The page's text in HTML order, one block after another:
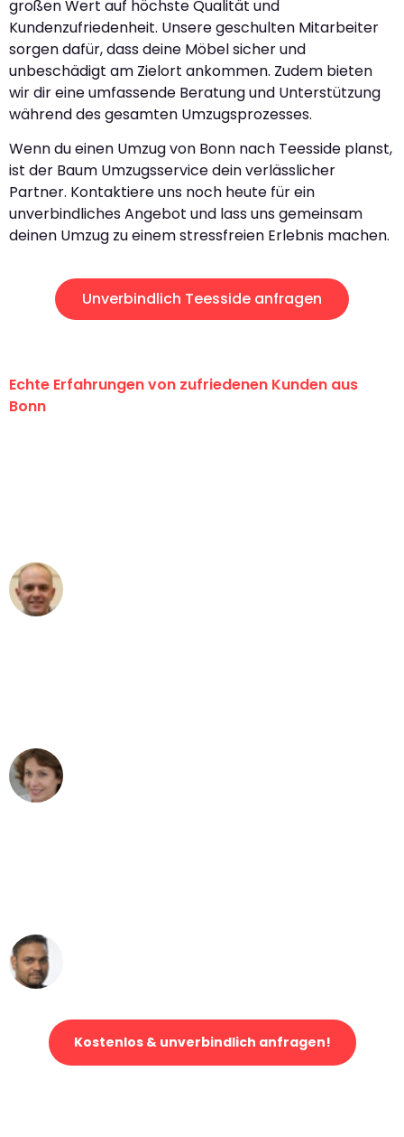
großen Wert auf höchste Qualität und
Kundenzufriedenheit. Unsere geschulten Mitarbeiter
sorgen dafür, dass deine Möbel sicher und
unbeschädigt am Zielort ankommen. Zudem bieten
wir dir eine umfassende Beratung und Unterstützung
während des gesamten Umzugsprozesses.
Wenn du einen Umzug von Bonn nach Teesside planst,
ist der Baum Umzugsservice dein verlässlicher
Partner. Kontaktiere uns noch heute für ein
unverbindliches Angebot und lass uns gemeinsam
deinen Umzug zu einem stressfreien Erlebnis machen.
Unverbindlich Teesside anfragen
Echte Erfahrungen von zufriedenen Kunden aus
Bonn
Kostenlos & unverbindlich anfragen!